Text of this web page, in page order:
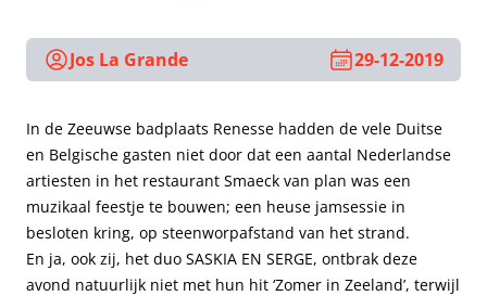
Jos La Grande 29-12-2019
In de Zeeuwse badplaats Renesse hadden de vele Duitse
en Belgische gasten niet door dat een aantal Nederlandse
artiesten in het restaurant Smaeck van plan was een
muzikaal feestje te bouwen; een heuse jamsessie in
besloten kring, op steenworpafstand van het strand.
En ja, ook zij, het duo SASKIA EN SERGE, ontbrak deze
avond natuurlijk niet met hun hit ‘Zomer in Zeeland’, terwijl